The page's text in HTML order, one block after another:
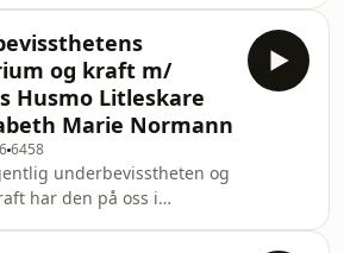
som ofte
albinisme. Du får møte
Nora Sulejmani
Sindre Gården
begge selv er svaksynte
for tematikken. Nora deler
med medfødt svakt syn
albinisme, der hun fra
ble møtt med ek
og kraft m/
Husmo Litleskare
Marie Normann
6458
underbevisstheten og
har den på oss i